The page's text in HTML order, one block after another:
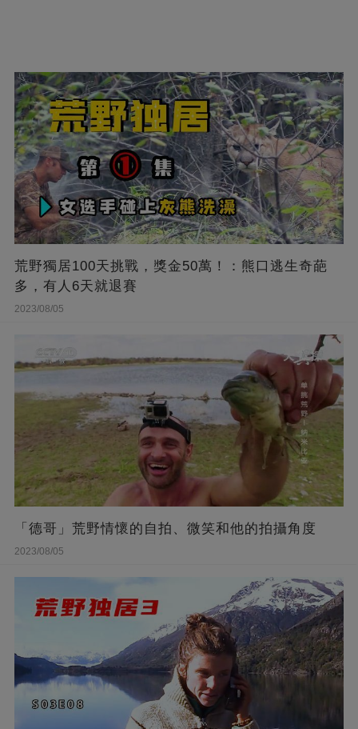
荒野獨居100天挑戰，獎金50萬！：熊口逃生奇葩
多，有人6天就退賽
2023/08/05
「德哥」荒野情懷的自拍、微笑和他的拍攝角度
2023/08/05